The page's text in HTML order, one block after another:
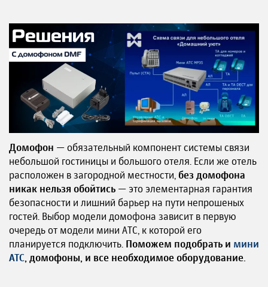
Домофон — обязательный компонент системы связи
небольшой гостиницы и большого отеля. Если же отель
расположен в загородной местности, без домофона
никак нельзя обойтись — это элементарная гарантия
безопасности и лишний барьер на пути непрошеных
гостей. Выбор модели домофона зависит в первую
очередь от модели мини АТС, к которой его
планируется подключить. Поможем подобрать и мини
АТС , домофоны, и все необходимое оборудование.